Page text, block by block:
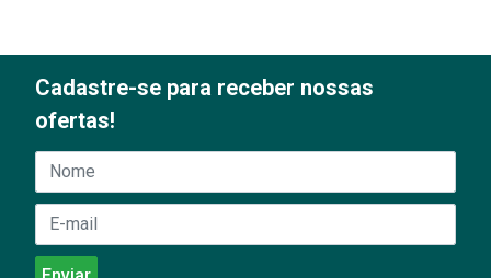
Cadastre-se para receber nossas
ofertas!